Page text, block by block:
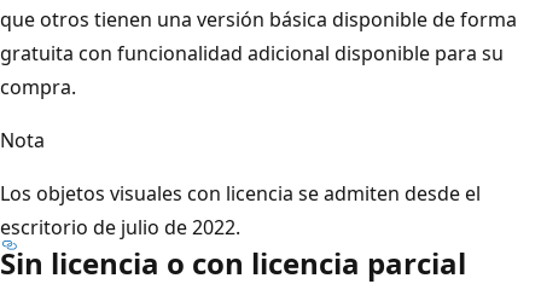
que otros tienen una versión básica disponible de forma
gratuita con funcionalidad adicional disponible para su
compra.
Nota
Los objetos visuales con licencia se admiten desde el
escritorio de julio de 2022.
Sin licencia o con licencia parcial